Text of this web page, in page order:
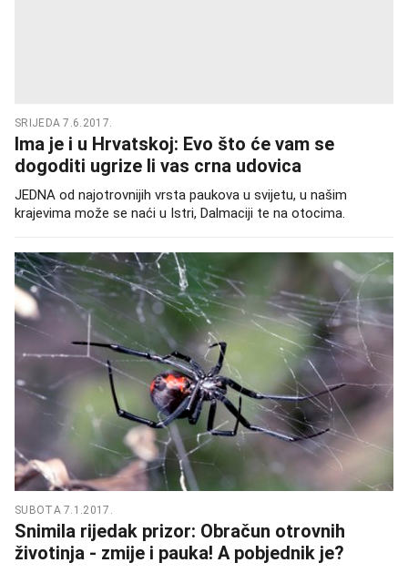
SRIJEDA 7.6.2017.
Ima je i u Hrvatskoj: Evo što će vam se
dogoditi ugrize li vas crna udovica
JEDNA od najotrovnijih vrsta paukova u svijetu, u našim
krajevima može se naći u Istri, Dalmaciji te na otocima.
SUBOTA 7.1.2017.
Snimila rijedak prizor: Obračun otrovnih
životinja - zmije i pauka! A pobjednik je?